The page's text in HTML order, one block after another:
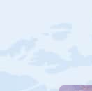
Questa